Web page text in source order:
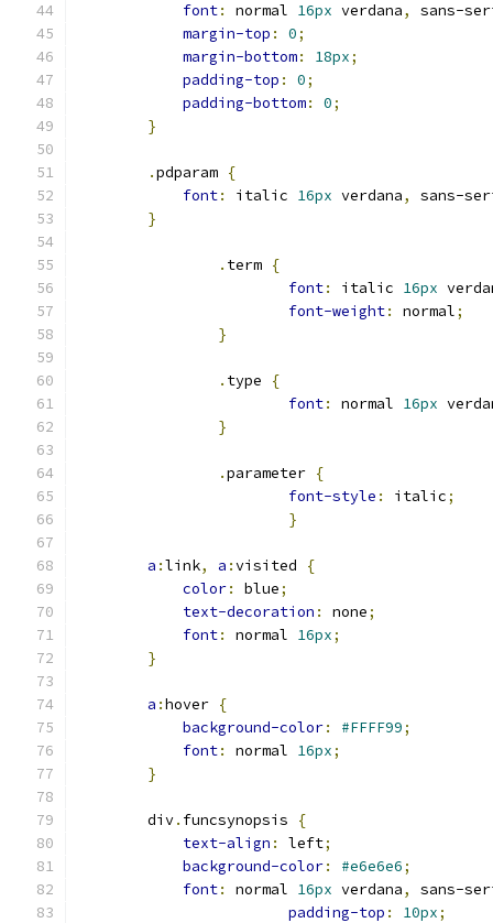
font: normal 16px verdana,
sans-
margin-top : 0;
margin-bottom: 18px;
padding-top : 0;
padding-bottom: 0;
}
.pdparam {
font: italic 16px verdana,
sans-
}
. term {
font: italic 16px
font-weight: normal;
}
. type
{
font: normal 16px
}
.parameter {
font-style : italic;
}
a :link, a :visited
{
color: blue;
text-decoration : none;
font: normal 16px;
}
a :hover {
background-color: #FFFF99;
font: normal 16px;
}
        div
. funcsynopsis
{
text-align : left;
background-color: #e6e6e6;
font: normal 16px verdana,
sans-
padding-top : 10px;